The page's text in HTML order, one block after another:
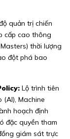
quản trị chiến
cấp cao thông
thời lượng
đột phá bao
Lộ trình tiên
Machine
hoạch định
đặc quyền tham
giám sát trực